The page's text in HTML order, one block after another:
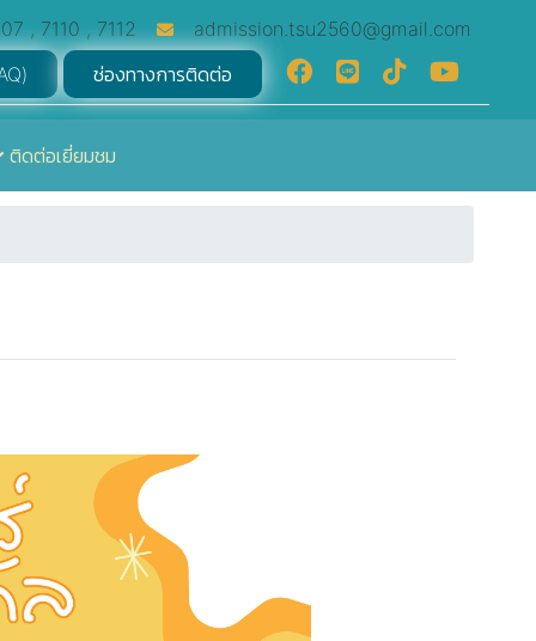
, 7110 , 7112
admission.tsu2560@gmail.com
ช่องทางการติดต่อ
ติดต่อเยี่ยมชม